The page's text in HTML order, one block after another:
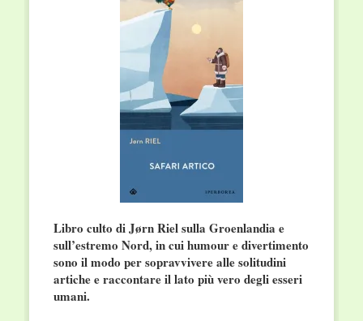
Libro culto di Jørn Riel sulla Groenlandia e
sull’estremo Nord, in cui humour e divertimento
sono il modo per sopravvivere alle solitudini
artiche e raccontare il lato più vero degli esseri
umani.